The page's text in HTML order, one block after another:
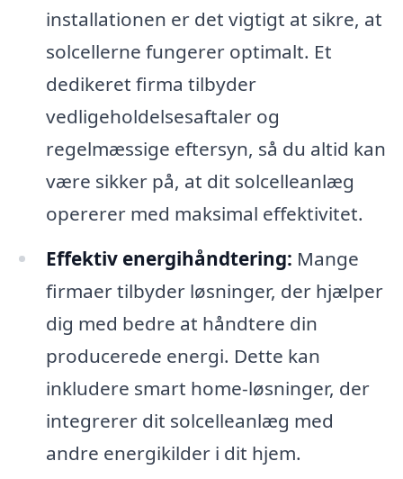
installationen er det vigtigt at sikre, at
solcellerne fungerer optimalt. Et
dedikeret firma tilbyder
vedligeholdelsesaftaler og
regelmæssige eftersyn, så du altid kan
være sikker på, at dit solcelleanlæg
opererer med maksimal effektivitet.
Effektiv energihåndtering: Mange
firmaer tilbyder løsninger, der hjælper
dig med bedre at håndtere din
producerede energi. Dette kan
inkludere smart home-løsninger, der
integrerer dit solcelleanlæg med
andre energikilder i dit hjem.